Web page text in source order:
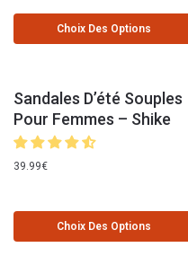
Choix Des Options
Sandales D’été Souples
Pour Femmes – Shike
39.99€
Choix Des Options